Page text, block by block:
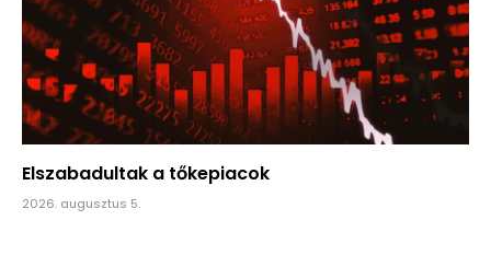
Elszabadultak a tőkepiacok
2026. augusztus 5.